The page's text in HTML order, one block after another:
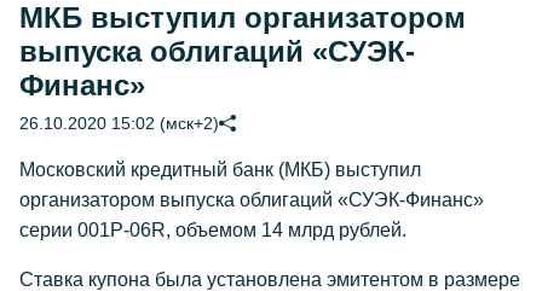
МКБ выступил организатором
выпуска облигаций «СУЭК-
Финанс»
26.10.2020 15:02 (мск+2)
Московский кредитный банк (МКБ) выступил
организатором выпуска облигаций «СУЭК-Финанс»
серии 001P-06R, объемом 14 млрд рублей.
Ставка купона была установлена эмитентом в размере